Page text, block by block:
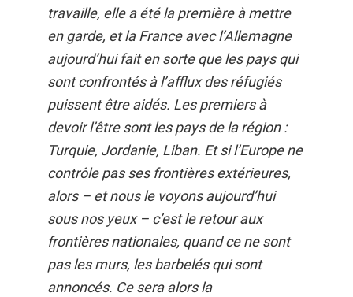
travaille, elle a été la première à mettre
en garde, et la France avec l’Allemagne
aujourd’hui fait en sorte que les pays qui
sont confrontés à l’afflux des réfugiés
puissent être aidés. Les premiers à
devoir l’être sont les pays de la région :
Turquie, Jordanie, Liban. Et si l’Europe ne
contrôle pas ses frontières extérieures,
alors – et nous le voyons aujourd’hui
sous nos yeux – c’est le retour aux
frontières nationales, quand ce ne sont
pas les murs, les barbelés qui sont
annoncés. Ce sera alors la